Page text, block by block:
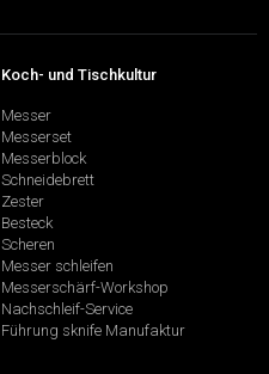
Koch- und Tischkultur
Messer
Messerset
Messerblock
Schneidebrett
Zester
Besteck
Scheren
Messer schleifen
Messerschärf-Workshop
Nachschleif-Service
Führung sknife Manufaktur